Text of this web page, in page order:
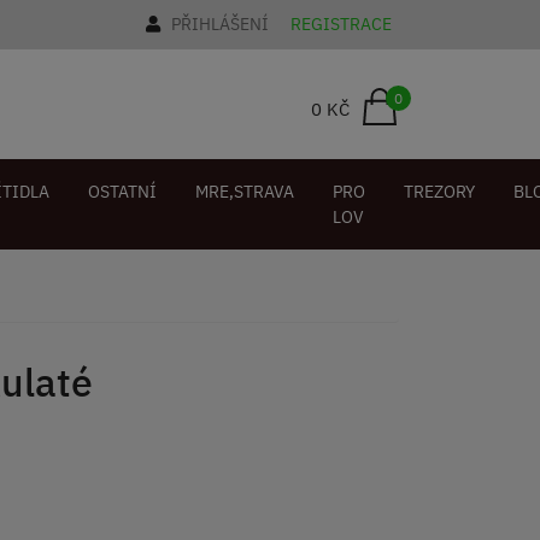
PŘIHLÁŠENÍ REGISTRACE
0 KČ 0
OSTATNÍ MRE,STRAVA
PRO
LOV
TREZORY